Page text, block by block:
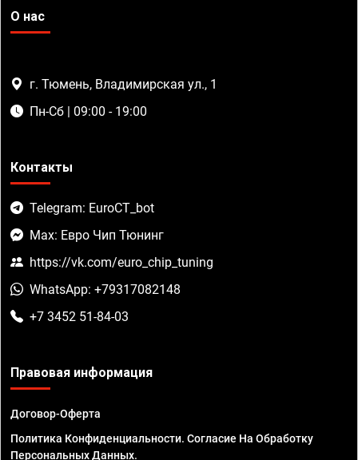
О нас
г. Тюмень, Владимирская ул., 1
Пн-Сб | 09:00 - 19:00
Контакты
Telegram: EuroCT_bot
Max: Евро Чип Тюнинг
https://vk.com/euro_chip_tuning
WhatsApp: +79317082148
+7 3452 51-84-03
Правовая информация
Договор-Оферта
Политика Конфиденциальности. Согласие На Обработку
Персональных Данных.